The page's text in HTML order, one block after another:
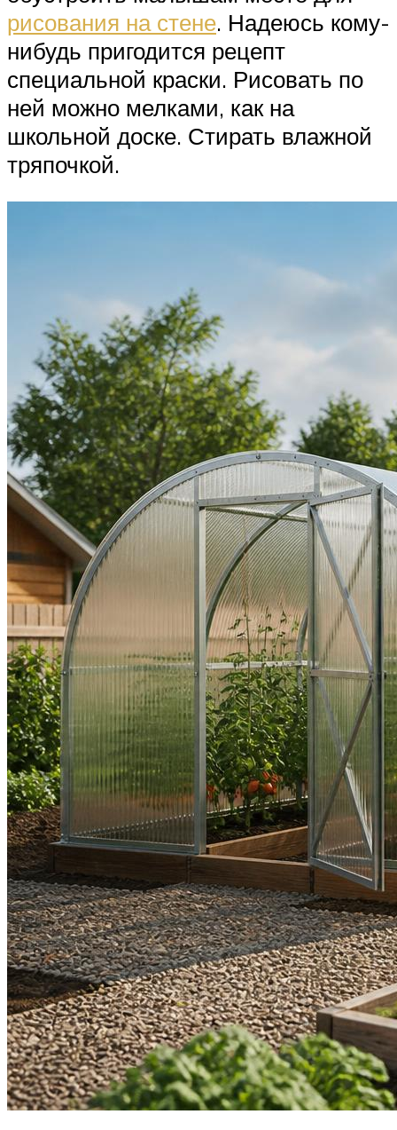
рисования на стене. Надеюсь кому-
нибудь пригодится рецепт
специальной краски. Рисовать по
ней можно мелками, как на
школьной доске. Стирать влажной
тряпочкой.